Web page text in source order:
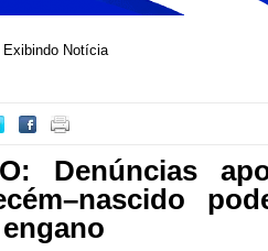
Exibindo Notícia
Denúncias